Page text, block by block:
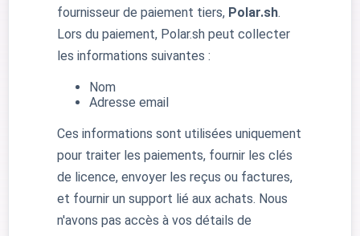
fournisseur de paiement tiers, Polar.sh.
Lors du paiement, Polar.sh peut collecter
les informations suivantes :
Nom
Adresse email
Ces informations sont utilisées uniquement
pour traiter les paiements, fournir les clés
de licence, envoyer les reçus ou factures,
et fournir un support lié aux achats. Nous
n'avons pas accès à vos détails de